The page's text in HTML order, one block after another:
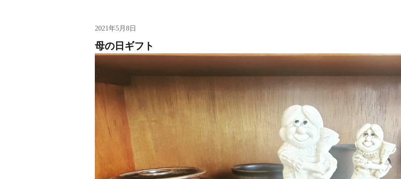
2021年5月8日
母の日ギフト